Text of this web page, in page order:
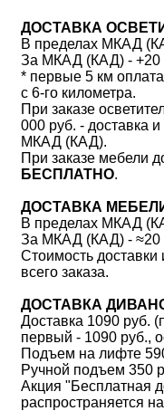
ДОСТАВКА
В пределах МКАД
За МКАД (КАД) - +20
* первые 5 км
с 6-го километра.
При заказе
000 руб. - доставка
МКАД (КАД).
При заказе мебели
БЕСПЛАТНО.
ДОСТАВКА
В пределах МКАД
За МКАД (КАД) - ≈20
Стоимость
всего заказа.
ДОСТАВКА
Доставка 1090 руб.
первый - 1090 руб.,
Подъем на лифте
Ручной подъем 350
Акция "Бесплатная
распространяется